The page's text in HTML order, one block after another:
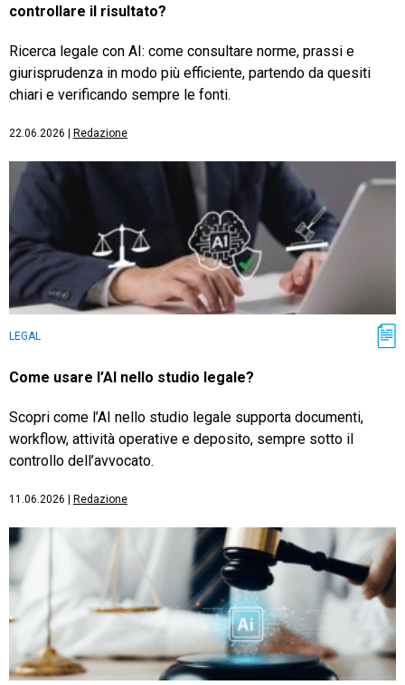
controllare il risultato?
Ricerca legale con AI: come consultare norme, prassi e
giurisprudenza in modo più efficiente, partendo da quesiti
chiari e verificando sempre le fonti.
22.06.2026 Redazione
LEGAL
Come usare l’AI nello studio legale?
Scopri come l’AI nello studio legale supporta documenti,
workflow, attività operative e deposito, sempre sotto il
controllo dell’avvocato.
11.06.2026 Redazione